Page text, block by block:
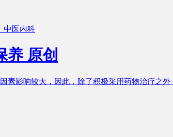
中医内科
养 原创
素影响较大，因此，除了积极采用药物治疗之